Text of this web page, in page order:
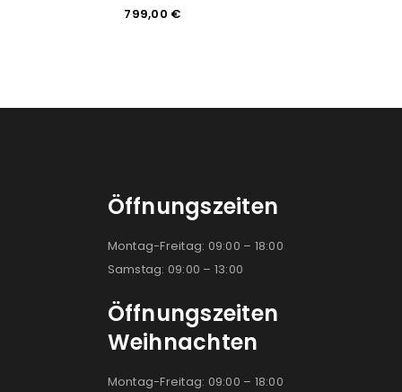
799,00 €
Öffnungszeiten
Montag-Freitag: 09:00 – 18:00
Samstag: 09:00 – 13:00
Öffnungszeiten
Weihnachten
Montag-Freitag: 09:00 – 18:00